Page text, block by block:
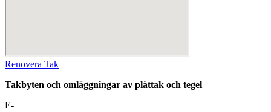
Renovera Tak
Takbyten och omläggningar av plåttak och tegel
E-